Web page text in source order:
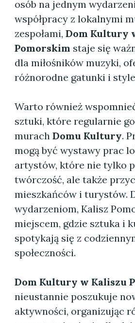
osób na jednym
współpracy z lokalnymi
zespołami, Dom Kultury
Pomorskim staje się
dla miłośników muzyki,
różnorodne gatunki i
Warto również
sztuki, które regularnie
murach Domu Kultury.
mogą być wystawy prac
artystów, które nie tylko
twórczość, ale także
mieszkańców i turystów.
wydarzeniom, Kalisz
miejscem, gdzie sztuka i
spotykają się z
społeczności.
Dom Kultury w Kaliszu
nieustannie poszukuje
aktywności, organizując